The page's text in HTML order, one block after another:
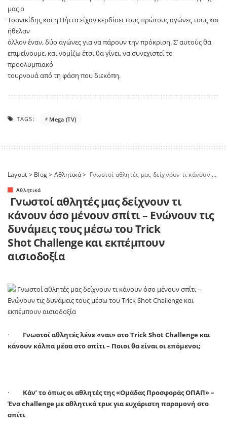
μας ο
Τσανικίδης και η Πήττα είχαν κερδίσει τους πρώτους αγώνες τους και
ήθελαν
άλλον έναν, δύο αγώνες για να πάρουν την πρόκριση. Σ’ αυτούς θα
επιμείνουμε, και νομίζω έτσι θα γίνει, να συνεχιστεί το
προολυμπιακό
τουρνουά από τη φάση που διεκόπη.
TAGS: Mega (TV)
Layout > Blog> Αθλητικά> Γνωστοί αθλητές μας δείχνουν τι κάνουν όσο μένουν σπίτι – Ενώνουν τις δυνάμεις τους μέσω του Trick Shot Challenge και εκπέμπουν αισιοδοξία
Αθλητικά
Γνωστοί αθλητές μας δείχνουν τι
κάνουν όσο μένουν σπίτι – Ενώνουν τις
δυνάμεις τους μέσω του Trick
Shot Challenge και εκπέμπουν
αισιοδοξία
· Γνωστοί αθλητές λένε «ναι» στοTrick Shot Challenge και
κάνουν κόλπα μέσα στο σπίτι – Ποιοι θα είναι οι επόμενοι;
· Κάν’ το όπως οι αθλητές της «Ομάδας Προσφοράς ΟΠΑΠ» –
Έναchallenge με αθλητικά τρικ για ευχάριστη παραμονή στο
σπίτι